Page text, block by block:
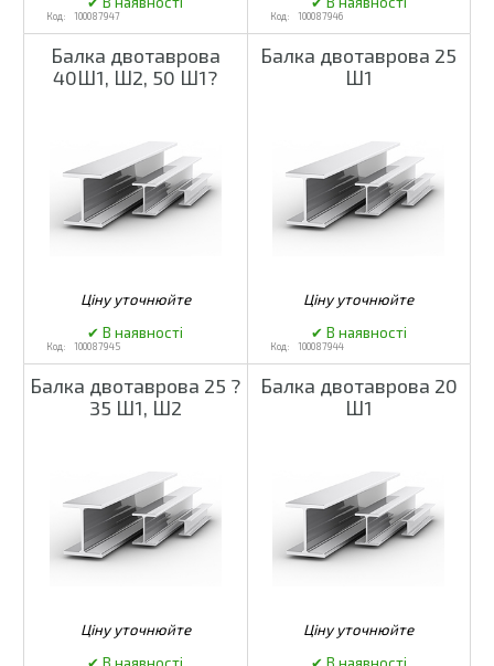
100087947 100087946
Балка двотаврова
40Ш1, Ш2, 50 Ш1?
100087945
Балка двотаврова 25
Ш1
100087944
Балка двотаврова 25 ?
35 Ш1, Ш2
Балка двотаврова 20
Ш1